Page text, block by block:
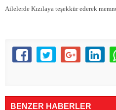
Ailelerde Kızılaya teşekkür ederek
BENZER HABERLER